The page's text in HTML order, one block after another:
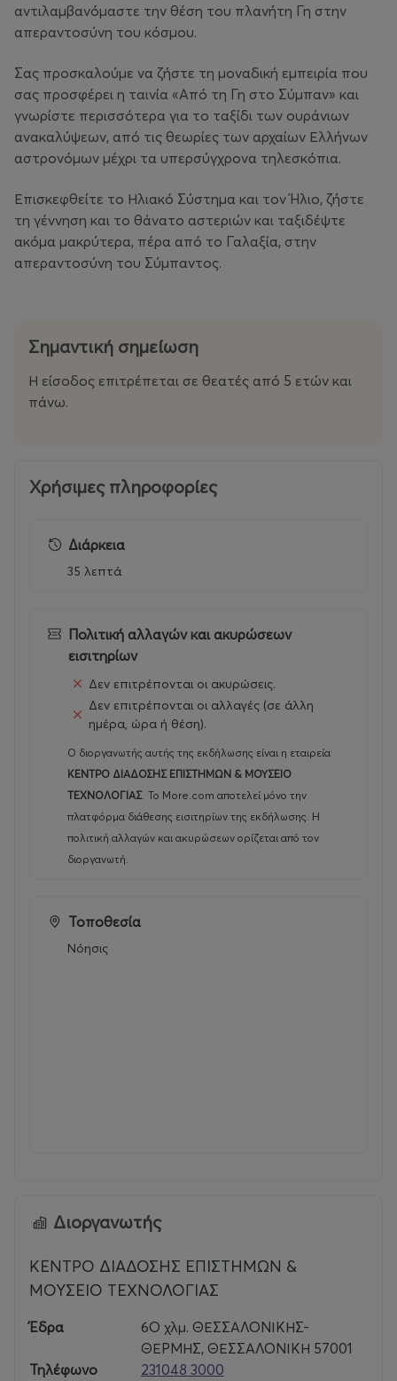
αντιλαμβανόμαστε την θέση του πλανήτη Γη στην
απεραντοσύνη του κόσμου.
Σας προσκαλούμε να ζήστε τη μοναδική εμπειρία που
σας προσφέρει η ταινία «Από τη Γη στο Σύμπαν» και
γνωρίστε περισσότερα για το ταξίδι των ουράνιων
ανακαλύψεων, από τις θεωρίες των αρχαίων Ελλήνων
αστρονόμων μέχρι τα υπερσύγχρονα τηλεσκόπια.
Επισκεφθείτε το Ηλιακό Σύστημα και τον Ήλιο, ζήστε
τη γέννηση και το θάνατο αστεριών και ταξιδέψτε
ακόμα μακρύτερα, πέρα από το Γαλαξία, στην
απεραντοσύνη του Σύμπαντος.
Σημαντική σημείωση
Η είσοδος επιτρέπεται σε θεατές από 5 ετών και
πάνω.
Χρήσιμες πληροφορίες
Διάρκεια
35 λεπτά
Πολιτική αλλαγών και ακυρώσεων
εισιτηρίων
Δεν επιτρέπονται οι ακυρώσεις.
Δεν επιτρέπονται οι αλλαγές (σε άλλη
ημέρα, ώρα ή θέση).
Ο διοργανωτής αυτής της εκδήλωσης είναι η εταιρεία
ΚΕΝΤΡΟ ΔΙΑΔΟΣΗΣ ΕΠΙΣΤΗΜΩΝ & ΜΟΥΣΕΙΟ
ΤΕΧΝΟΛΟΓΙΑΣ. Το More.com αποτελεί μόνο την
πλατφόρμα διάθεσης εισιτηρίων της εκδήλωσης. Η
πολιτική αλλαγών και ακυρώσεων ορίζεται από τον
διοργανωτή.
Τοποθεσία
Νόησις
Διοργανωτής
ΚΕΝΤΡΟ ΔΙΑΔΟΣΗΣ ΕΠΙΣΤΗΜΩΝ &
ΜΟΥΣΕΙΟ ΤΕΧΝΟΛΟΓΙΑΣ
Έδρα
6Ο χλμ. ΘΕΣΣΑΛΟΝΙΚΗΣ-
ΘΕΡΜΗΣ, ΘΕΣΣΑΛΟΝΙΚΗ 57001
Τηλέφωνο
231048 3000